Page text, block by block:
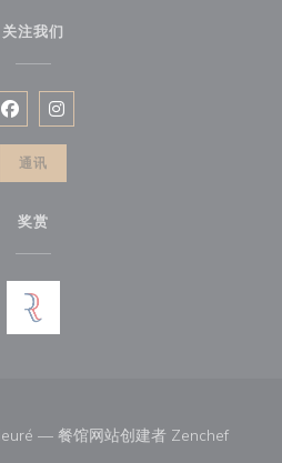
关注我们
Facebook ((在新窗口中打开))
Instagram ((在新窗口中打开))
通讯
奖赏
— 餐馆网站创建者 Zenchef((在新